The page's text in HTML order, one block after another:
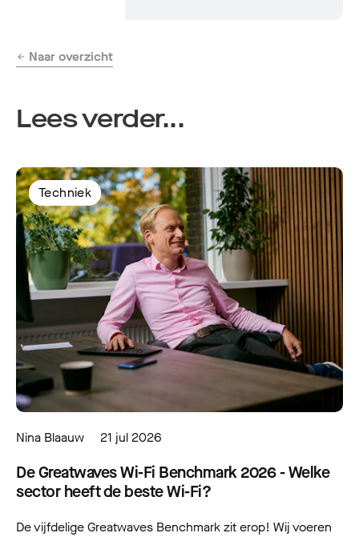
Naar overzicht
Lees verder...
Techniek
Nina Blaauw 21 jul 2026
De Greatwaves Wi-Fi Benchmark 2026 - Welke
sector heeft de beste Wi-Fi?
De vijfdelige Greatwaves Benchmark zit erop! Wij voeren